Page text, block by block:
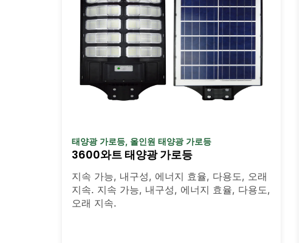
태양광 가로등, 올인원 태양광 가로등
3600와트 태양광 가로등
지속 가능, 내구성, 에너지 효율, 다용도, 오래
지속. 지속 가능, 내구성, 에너지 효율, 다용도,
오래 지속.